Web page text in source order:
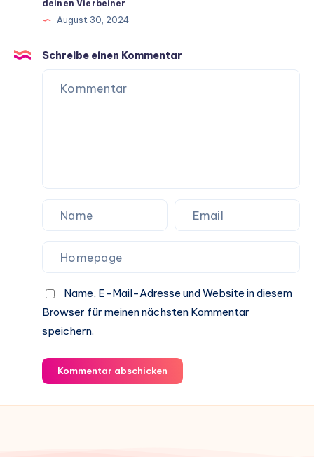
ein
langes
deinen Vierbeiner
August 30, 2024
Schreibe einen Kommentar
Name, E-Mail-Adresse und Website in diesem
Browser für meinen nächsten Kommentar
speichern.
Kommentar abschicken